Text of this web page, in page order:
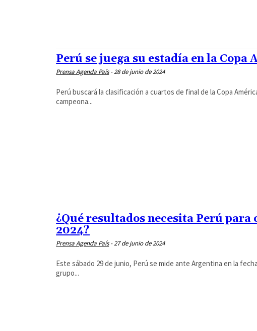
Perú se juega su estadía en la
Prensa Agenda País -28 de junio de 2024
Perú buscará la clasificación a cuartos de final de la Copa
campeona...
¿Qué resultados necesita Perú
2024?
Prensa Agenda País -27 de junio de 2024
Este sábado 29 de junio, Perú se mide ante Argentina en la
grupo...